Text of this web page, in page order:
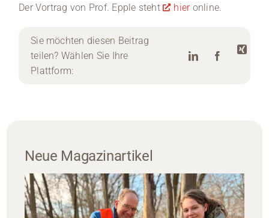
Der Vortrag von Prof. Epple steht
hieronline.
Sie möchten diesen Beitrag
teilen? Wählen Sie Ihre
Plattform:
Neue Magazinartikel